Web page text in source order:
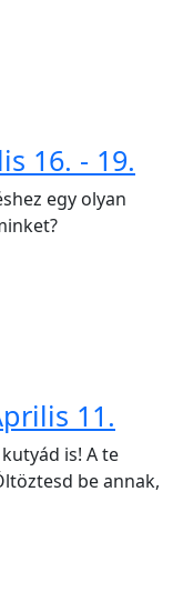
16. - 19.
egy olyan
11.
is! A te
be annak,